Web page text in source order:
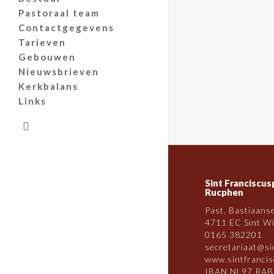
Pastoraal team
Contactgegevens
Tarieven
Gebouwen
Nieuwsbrieven
Kerkbalans
Links
Sint
Rucphen
Past.
4711 EC Sint
0165 382201
IBAN NL97